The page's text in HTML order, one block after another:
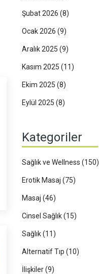
Şubat 2026 (8)
Ocak 2026 (9)
Aralık 2025 (9)
Kasım 2025 (11)
Ekim 2025 (8)
Eylül 2025 (8)
Kategoriler
Sağlık ve Wellness (150)
Erotik Masaj (75)
Masaj (46)
Cinsel Sağlık(15)
Sağlık(11)
Alternatif Tıp (10)
İlişkiler(9)